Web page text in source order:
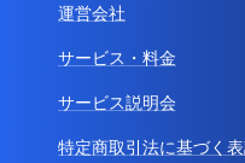
運営会社
サービス・料金
サービス説明会
特定商取引法に基づく